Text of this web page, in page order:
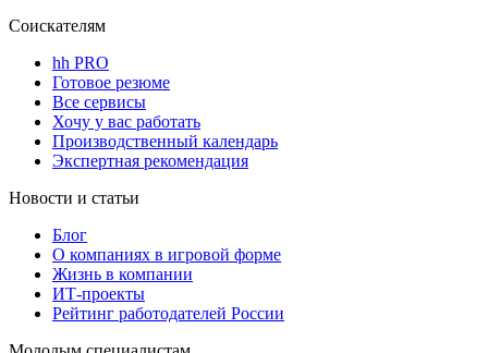
Соискателям
hh PRO
Готовое резюме
Все сервисы
Хочу у вас работать
Производственный календарь
Экспертная рекомендация
Новости и статьи
Блог
О компаниях в игровой форме
Жизнь в компании
ИТ-проекты
Рейтинг работодателей России